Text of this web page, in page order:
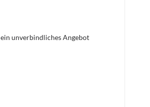
unverbindliches Angebot